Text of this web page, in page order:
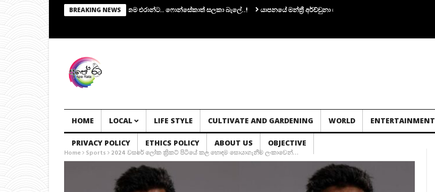
BREAKING NEWS
අතුරු පාලක කමිටුවක්.. සභාපතිකම එරාන්ට.. ෆොන්සේකාත් සලකා බැලේ..! යාපනයේ මන්ත්‍රී අර්ච්චුනා ගිනිඅවියක් අතැතිව කාන්තාවක් සමග පැටලෙයි.!
HOME LOCAL LIFE STYLE CULTIVATE AND GARDENING WORLD ENTERTAINMENT
PRIVACY POLICY ETHICS POLICY ABOUT US OBJECTIVE
Home Sports 2024 වසරේ ලෝක ක්‍රිකට් පිටියේ කල හොඳම සොයාගැනීම ලංකාවෙන්…